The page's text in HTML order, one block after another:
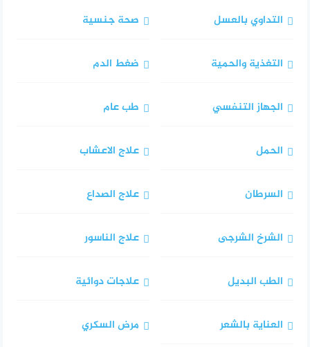
التداوي بالعسل
التغذية والحمية
الجهاز التنفسي
الحمل
السرطان
الشرخ الشرجى
الطب البديل
العناية بالشعر
صحة جنسية
ضغط الدم
طب عام
علاج الاعشاب
علاج الصداع
علاج الناسور
علاجات دوائية
مرض السكري